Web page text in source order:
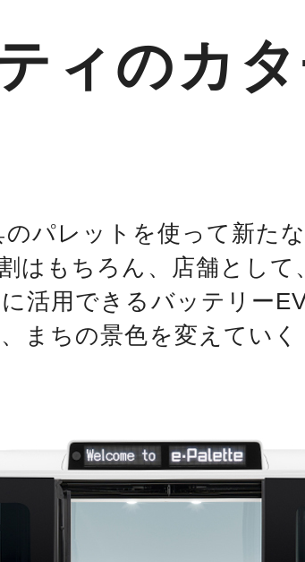
ィのカ
パレットを使って新た
はもちろん、店舗とし
活用できるバッテリー
まちの景色を変えていく